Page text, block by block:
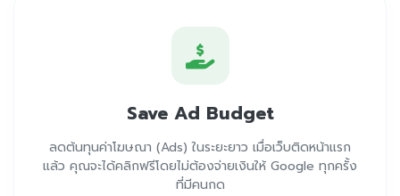
Save Ad Budget
ลดต้นทุนค่าโฆษณา (Ads) ในระยะยาว เมื่อเว็บติดหน้าแรก
แล้ว คุณจะได้คลิกฟรีโดยไม่ต้องจ่ายเงินให้ Google ทุกครั้ง
ที่มีคนกด